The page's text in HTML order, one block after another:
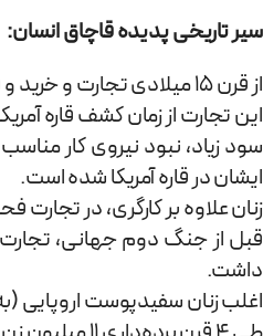
سیر تاریخی پدیده قاچاق انسان:
از قرن 15 میلادی تجارت و خرید و فروش سیاهان در جزایر قناری و سواحل گینه نو آغاز شده است.
این تجارت از زمان کشف قاره
سود زیاد، نبود نیروی کار
ایشان در قاره آمریکا شده است.
زنان علاوه بر کارگری، در تجارت
قبل از جنگ دوم جهانی،
داشت.
اغلب زنان سفیدپوست اروپایی